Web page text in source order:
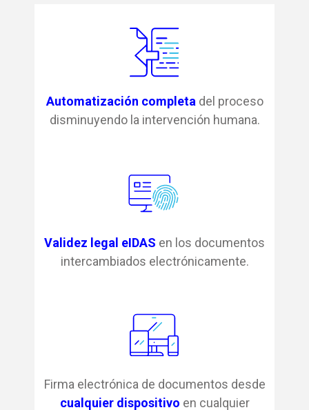
Automatización completa del proceso
disminuyendo la intervención humana.
Validez legal eIDAS en los documentos
intercambiados electrónicamente.
Firma electrónica de documentos desde
cualquier dispositivo en cualquier